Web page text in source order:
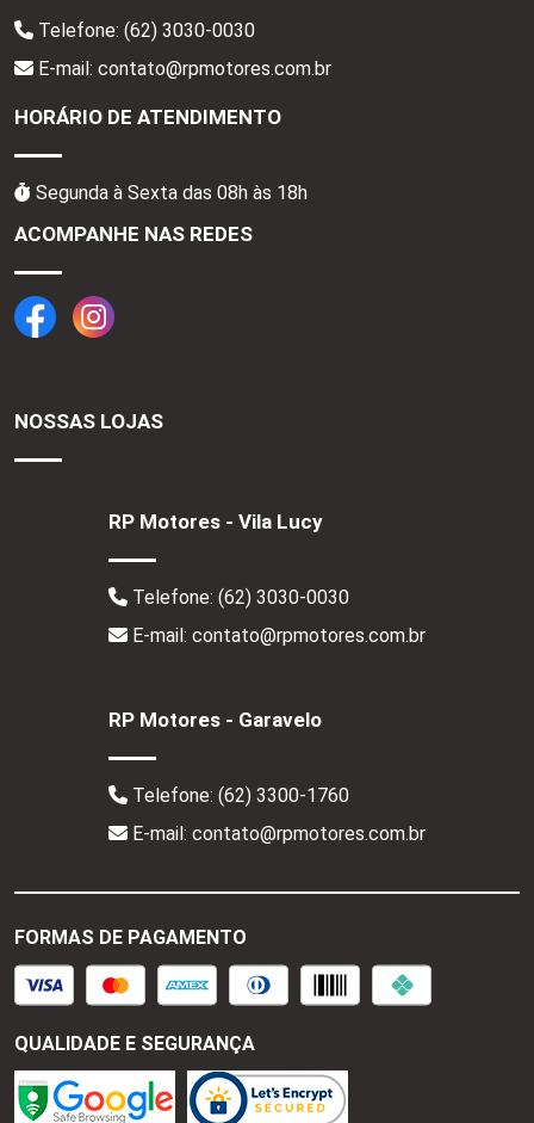
Telefone: (62) 3030-0030
E-mail: contato@rpmotores.com.br
HORÁRIO DE ATENDIMENTO
Segunda à Sexta das 08h às 18h
ACOMPANHE NAS REDES
NOSSAS LOJAS
RP Motores - Vila Lucy
Telefone: (62) 3030-0030
E-mail: contato@rpmotores.com.br
RP Motores - Garavelo
Telefone: (62) 3300-1760
E-mail: contato@rpmotores.com.br
FORMAS DE PAGAMENTO
QUALIDADE E SEGURANÇA